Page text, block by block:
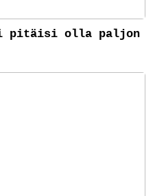
pitäisi olla paljon